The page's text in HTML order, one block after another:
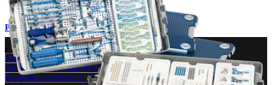
Procedimiento
¿Cómo podemos ayudarlo?
Contacte a un representante
Ver eventos, laboratorios y oportunidades educativas
Regístrese para recibir: ¿Qué hay de nuevo en Arthrex?